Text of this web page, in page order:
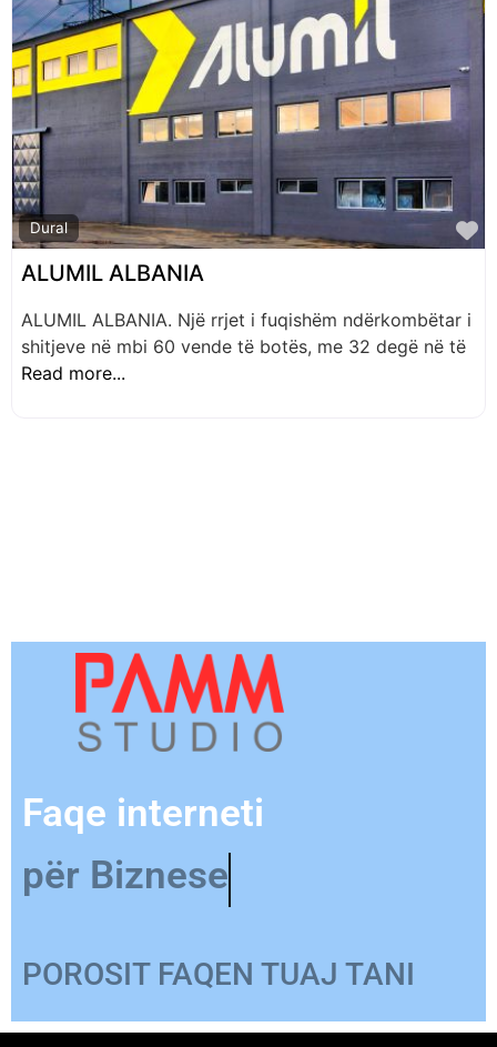
Dural
ALUMIL ALBANIA
ALUMIL ALBANIA. Një rrjet i fuqishëm ndërkombëtar i
shitjeve në mbi 60 vende të botës, me 32 degë në të
Faqe interneti